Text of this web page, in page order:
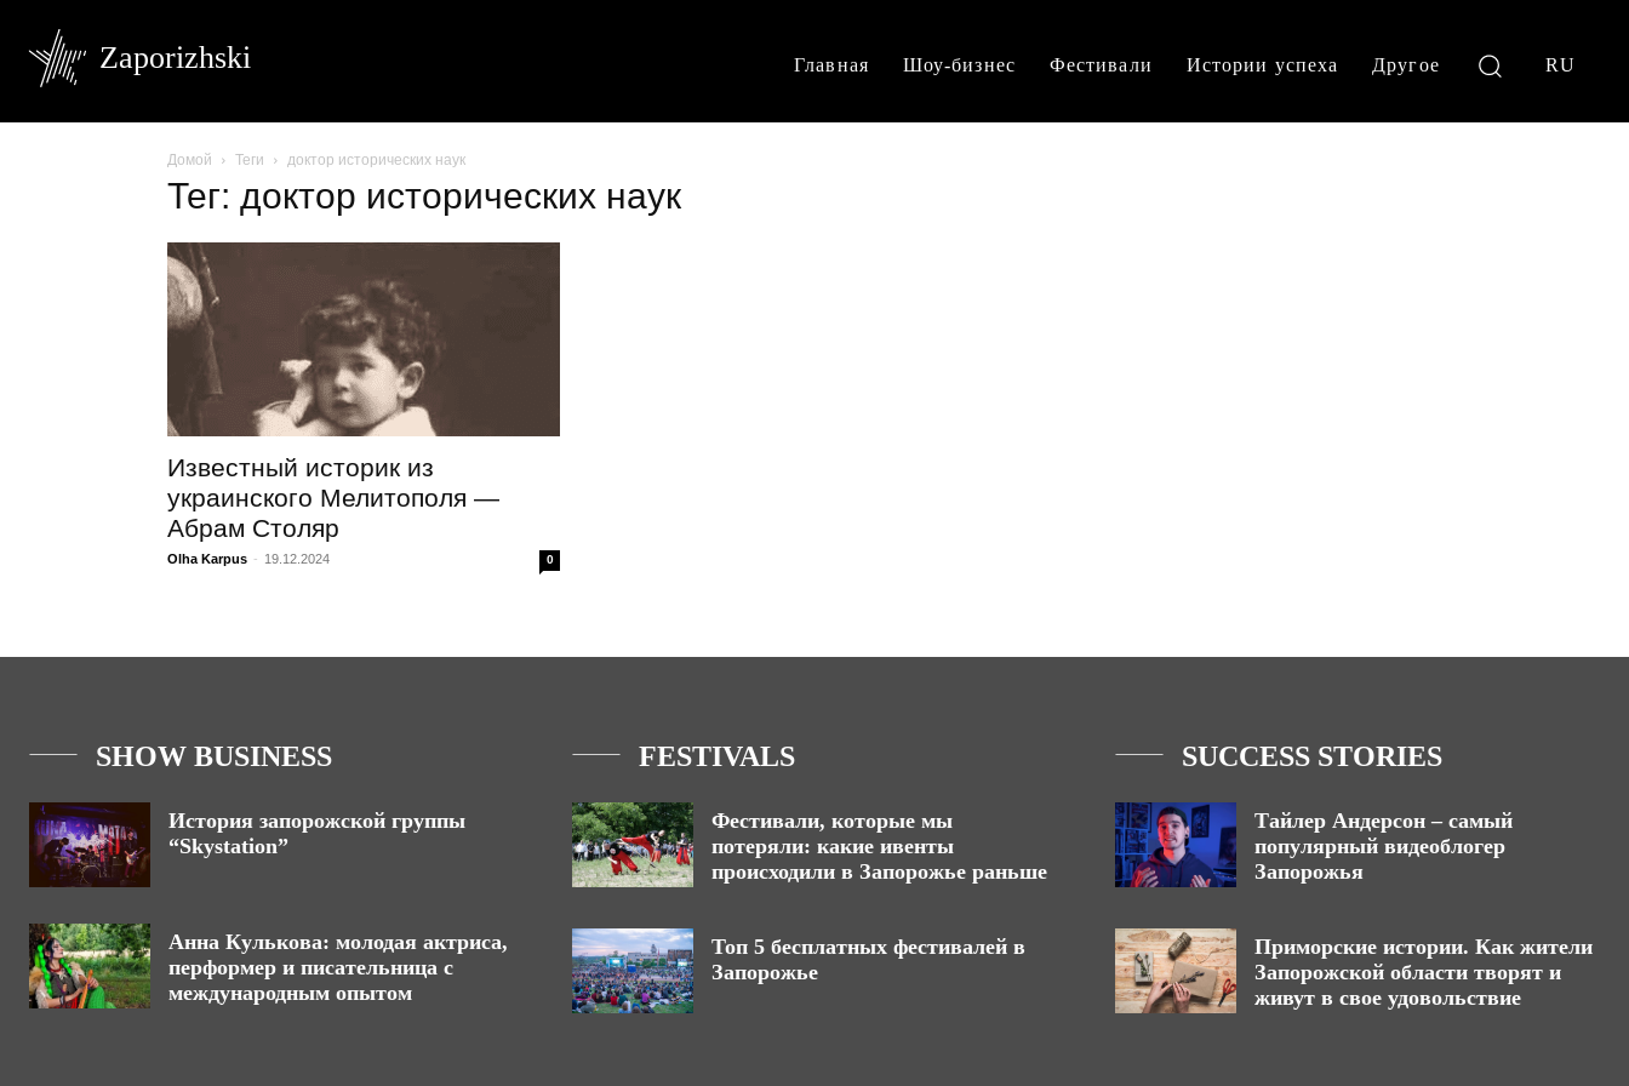
Zaporizhski Главная Шоу-бизнес Фестивали Истории успеха Другое RU
Домой Теги доктор исторических наук
Тег: доктор исторических наук
Известный историк из
украинского Мелитополя —
Абрам Столяр
Olha Karpus - 19.12.2024 0
SHOW BUSINESS
История запорожской группы
“Skystation”
Анна Кулькова: молодая актриса,
перформер и писательница с
международным опытом
FESTIVALS
Фестивали, которые мы
потеряли: какие ивенты
происходили в Запорожье раньше
Топ 5 бесплатных фестивалей в
Запорожье
SUCCESS STORIES
Тайлер Андерсон – самый
популярный видеоблогер
Запорожья
Приморские истории. Как жители
Запорожской области творят и
живут в свое удовольствие